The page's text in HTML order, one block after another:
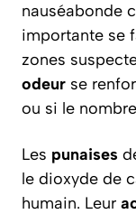
nauséabonde
importante se
zones
odeur se
ou si le
Les punaises
le dioxyde de
humain. Leur